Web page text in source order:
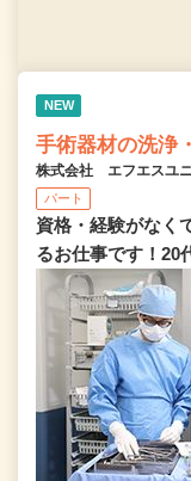
NEW
手術器材の洗浄
株式会社 エフエスユ
パート
資格・経験がなく
るお仕事です！20